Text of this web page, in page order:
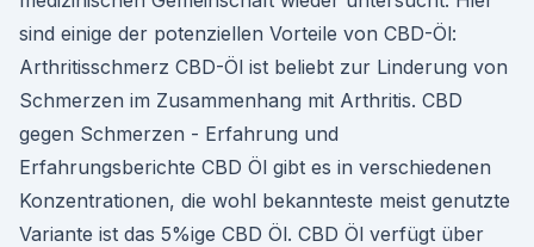
sind einige der potenziellen Vorteile von CBD-Öl:
Arthritisschmerz CBD-Öl ist beliebt zur Linderung von
Schmerzen im Zusammenhang mit Arthritis. CBD
gegen Schmerzen - Erfahrung und
Erfahrungsberichte CBD Öl gibt es in verschiedenen
Konzentrationen, die wohl bekannteste meist genutzte
Variante ist das 5%ige CBD Öl. CBD Öl verfügt über